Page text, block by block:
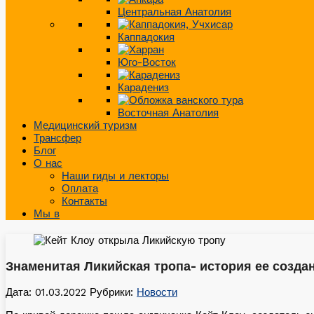
Центральная Анатолия
Каппадокия
Юго-Восток
Карадениз
Восточная Анатолия
Медицинский туризм
Трансфер
Блог
О нас
Наши гиды и лекторы
Оплата
Контакты
Мы в
Знаменитая Ликийская тропа- история ее
Дата: 01.03.2022 Рубрики: Новости